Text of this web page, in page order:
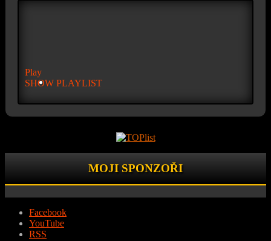
Play
SHOW PLAYLIST
MOJI SPONZOŘI
Facebook
YouTube
RSS